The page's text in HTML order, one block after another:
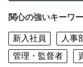
関心の強いキーワ
新入社員 人事
管理・監督者